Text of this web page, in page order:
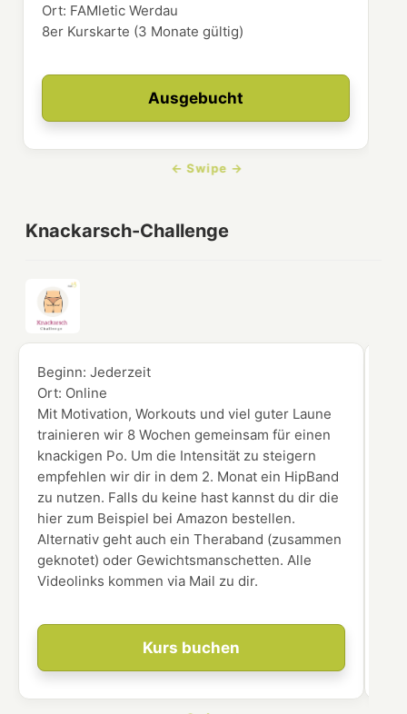
Ausgebucht
Ort: FAMletic Werdau
8er Kurskarte (3 Monate gültig)
Knackarsch-Challenge
Kurs buchen
Beginn:Jederzeit
Ort: Online
Mit Motivation, Workouts und viel guter Laune
trainieren wir 8 Wochen gemeinsam für einen
knackigen Po. Um die Intensität zu steigern
empfehlen wir dir in dem 2. Monat ein HipBand
zu nutzen. Falls du keine hast kannst du dir die
hier zum Beispiel bei Amazon bestellen.
Alternativ geht auch ein Theraband (zusammen
geknotet) oder Gewichtsmanschetten. Alle
Videolinks kommen via Mail zu dir.